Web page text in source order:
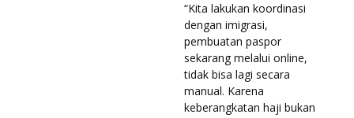
“Kita lakukan koordinasi
dengan imigrasi,
pembuatan paspor
sekarang melalui online,
tidak bisa lagi secara
manual. Karena
keberangkatan haji bukan